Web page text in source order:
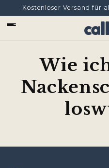
zum
Kostenloser Versand für
Wie